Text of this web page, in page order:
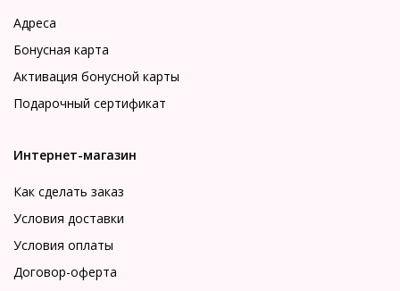
Адреса
Бонусная карта
Активация бонусной карты
Подарочный сертификат
Интернет-магазин
Как сделать заказ
Условия доставки
Условия оплаты
Договор-оферта